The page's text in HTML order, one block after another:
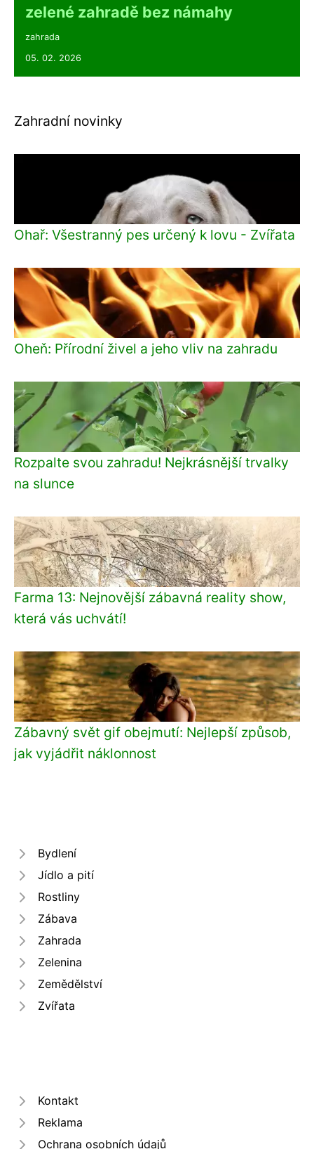
zelené zahradě bez námahy
zahrada
05. 02. 2026
Zahradní novinky
Ohař: Všestranný pes určený k lovu - Zvířata
Oheň: Přírodní živel a jeho vliv na zahradu
Rozpalte svou zahradu! Nejkrásnější trvalky
na slunce
Farma 13: Nejnovější zábavná reality show,
která vás uchvátí!
Zábavný svět gif obejmutí: Nejlepší způsob,
jak vyjádřit náklonnost
Bydlení
Jídlo a pití
Rostliny
Zábava
Zahrada
Zelenina
Zemědělství
Zvířata
Kontakt
Reklama
Ochrana osobních údajů